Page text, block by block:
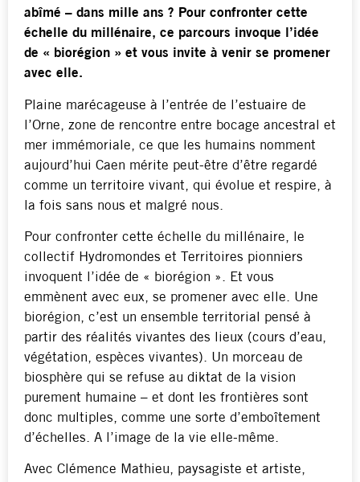
abîmé – dans mille ans ? Pour confronter cette
échelle du millénaire, ce parcours invoque l’idée
de « biorégion » et vous invite à venir se promener
avec elle.
Plaine marécageuse à l’entrée de l’estuaire de
l’Orne, zone de rencontre entre bocage ancestral et
mer immémoriale, ce que les humains nomment
aujourd’hui Caen mérite peut-être d’être regardé
comme un territoire vivant, qui évolue et respire, à
la fois sans nous et malgré nous.
Pour confronter cette échelle du millénaire, le
collectif Hydromondes et Territoires pionniers
invoquent l’idée de « biorégion ». Et vous
emmènent avec eux, se promener avec elle. Une
biorégion, c’est un ensemble territorial pensé à
partir des réalités vivantes des lieux (cours d’eau,
végétation, espèces vivantes). Un morceau de
biosphère qui se refuse au diktat de la vision
purement humaine – et dont les frontières sont
donc multiples, comme une sorte d’emboîtement
d’échelles. A l’image de la vie elle-même.
Avec Clémence Mathieu, paysagiste et artiste,